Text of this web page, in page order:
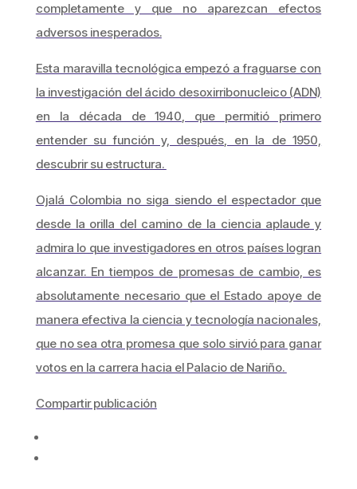
completamente y que no aparezcan efectos
adversos inesperados.
Esta maravilla tecnológica empezó a fraguarse con
la investigación del ácido desoxirribonucleico (ADN)
en la década de 1940, que permitió primero
entender su función y, después, en la de 1950,
descubrir su estructura.
Ojalá Colombia no siga siendo el espectador que
desde la orilla del camino de la ciencia aplaude y
admira lo que investigadores en otros países logran
alcanzar. En tiempos de promesas de cambio, es
absolutamente necesario que el Estado apoye de
manera efectiva la ciencia y tecnología nacionales,
que no sea otra promesa que solo sirvió para ganar
votos en la carrera hacia el Palacio de Nariño.
Compartir publicación